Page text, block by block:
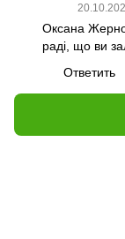
Оксана
раді, що ви
Ответить